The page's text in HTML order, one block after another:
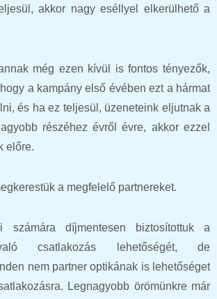
akkor nagy eséllyel elkerülhető a
még ezen kívül is fontos tényezők,
a kampány első évében ezt a hármat
és ha ez teljesül, üzeneteink eljutnak a
részéhez évről évre, akkor ezzel
előre.
a megfelelő partnereket.
számára díjmentesen biztosítottuk a
csatlakozás lehetőségét, de
nem partner optikának is lehetőséget
Legnagyobb örömünkre már